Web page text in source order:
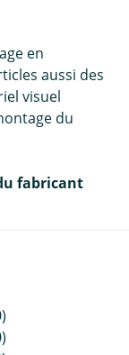
en
aussi des
visuel
du
fabricant